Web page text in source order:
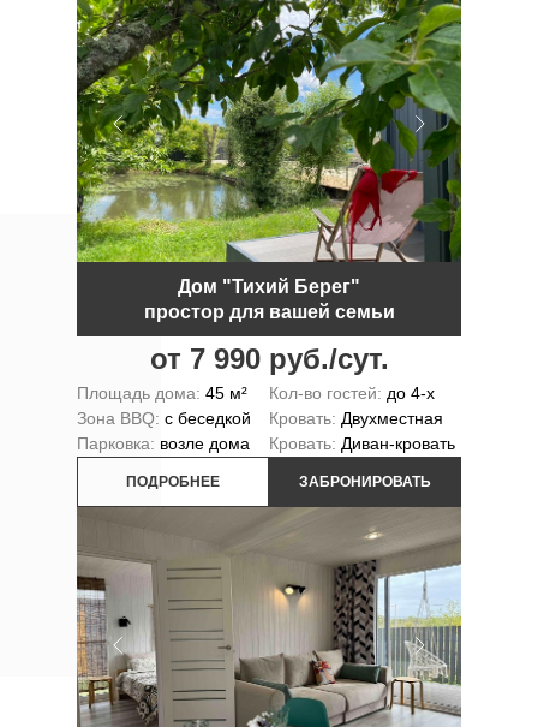
Дом "Тихий Берег"
простор для вашей семьи
от 7 990 руб./сут.
Площадь дома: 45 м²
Зона BBQ: с беседкой
Парковка: возле дома
Кол-во гостей: до 4-х
Кровать: Двухместная
Кровать: Диван-кровать
ПОДРОБНЕЕ ЗАБРОНИРОВАТЬ